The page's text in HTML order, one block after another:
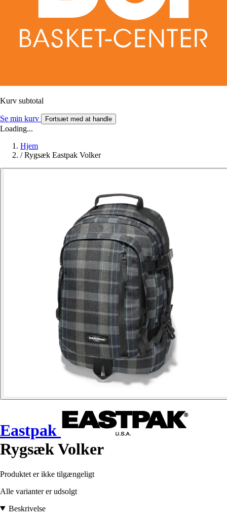
Kurv subtotal
Se min kurv Fortsæt med at handle
Loading...
Hjem
/ Rygsæk Eastpak Volker
Eastpak
Rygsæk Volker
Produktet er ikke tilgængeligt
Alle varianter er udsolgt
Beskrivelse